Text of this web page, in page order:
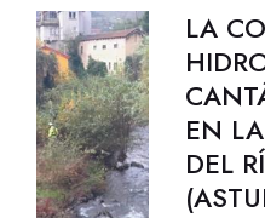
LA
EN
DEL